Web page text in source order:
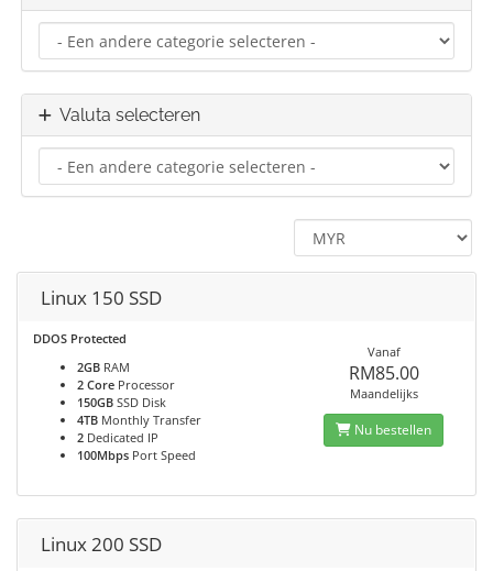
Valuta selecteren
Linux 150 SSD
DDOS Protected
2GB RAM
2 Core Processor
150GB SSD Disk
4TB Monthly Transfer
2 Dedicated IP
100Mbps Port Speed
Vanaf
RM85.00
Maandelijks
Nu bestellen
Linux 200 SSD